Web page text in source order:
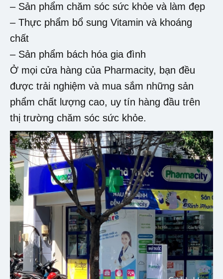
– Sản phẩm chăm sóc sức khỏe và làm đẹp
– Thực phẩm bổ sung Vitamin và khoáng
chất
– Sản phẩm bách hóa gia đình
Ở mọi cửa hàng của Pharmacity, bạn đều
được trải nghiệm và mua sắm những sản
phẩm chất lượng cao, uy tín hàng đầu trên
thị trường chăm sóc sức khỏe.